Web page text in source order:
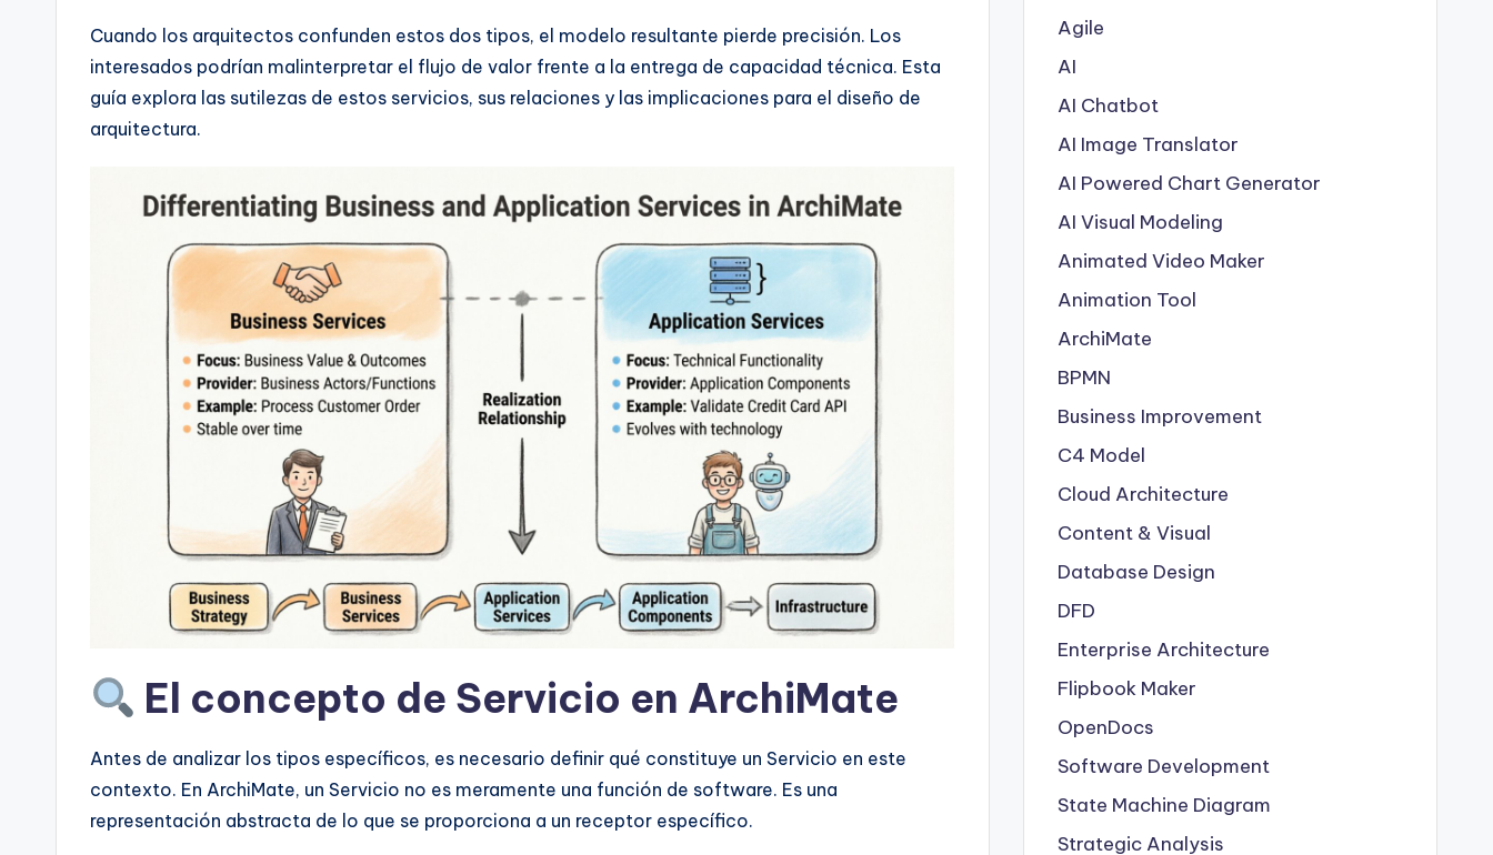
si
Cuando los arquitectos confunden estos dos tipos, el modelo resultante pierde precisión. Los
interesados podrían malinterpretar el flujo de valor frente a la entrega de capacidad técnica. Esta
guía explora las sutilezas de estos servicios, sus relaciones y las implicaciones para el diseño de
arquitectura.
El concepto de Servicio en ArchiMate
Antes de analizar los tipos específicos, es necesario definir qué constituye un Servicio en este
contexto. En ArchiMate, un Servicio no es meramente una función de software. Es una
representación abstracta de lo que se proporciona a un receptor específico.
Agile
AI
AI Chatbot
AI Image Translator
AI Powered Chart Generator
AI Visual Modeling
Animated Video Maker
Animation Tool
ArchiMate
BPMN
Business Improvement
C4 Model
Cloud Architecture
Content & Visual
Database Design
DFD
Enterprise Architecture
Flipbook Maker
OpenDocs
Software Development
State Machine Diagram
Strategic Analysis